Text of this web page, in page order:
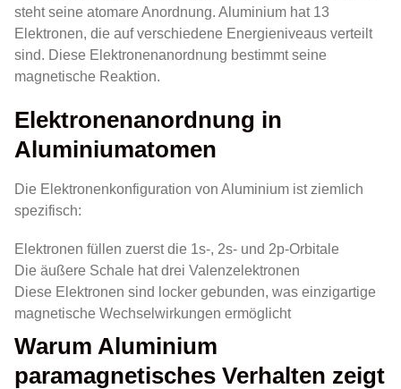
steht seine atomare Anordnung. Aluminium hat 13
Elektronen, die auf verschiedene Energieniveaus verteilt
sind. Diese Elektronenanordnung bestimmt seine
magnetische Reaktion.
Elektronenanordnung in
Aluminiumatomen
Die Elektronenkonfiguration von Aluminium ist ziemlich
spezifisch:
Elektronen füllen zuerst die 1s-, 2s- und 2p-Orbitale
Die äußere Schale hat drei Valenzelektronen
Diese Elektronen sind locker gebunden, was einzigartige
magnetische Wechselwirkungen ermöglicht
Warum Aluminium
paramagnetisches Verhalten zeigt